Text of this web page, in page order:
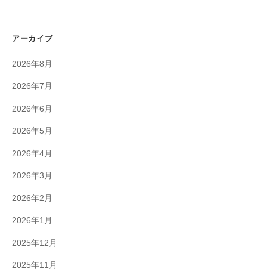
アーカイブ
2026年8月
2026年7月
2026年6月
2026年5月
2026年4月
2026年3月
2026年2月
2026年1月
2025年12月
2025年11月